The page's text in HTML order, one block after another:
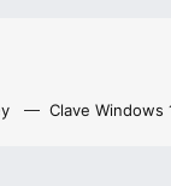
Clave Windows